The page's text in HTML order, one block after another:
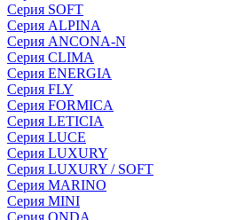
Серия SOFT
Серия ALPINA
Серия ANCONA-N
Серия CLIMA
Серия ENERGIA
Серия FLY
Серия FORMICA
Серия LETICIA
Серия LUCE
Серия LUXURY
Серия LUXURY / SOFT
Серия MARINO
Серия MINI
Серия ONDA